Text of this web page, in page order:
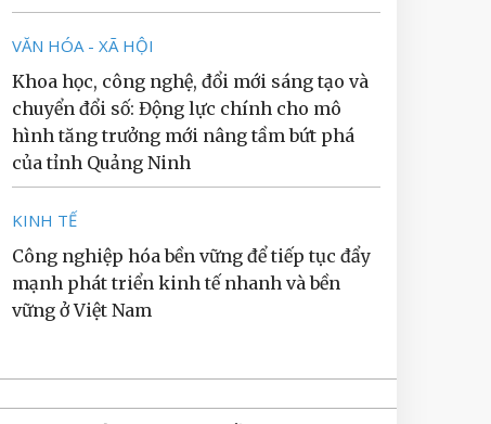
VĂN HÓA - XÃ HỘI
Khoa học, công nghệ, đổi mới sáng tạo và
chuyển đổi số: Động lực chính cho mô
hình tăng trưởng mới nâng tầm bứt phá
của tỉnh Quảng Ninh
KINH TẾ
Công nghiệp hóa bền vững để tiếp tục đẩy
mạnh phát triển kinh tế nhanh và bền
vững ở Việt Nam